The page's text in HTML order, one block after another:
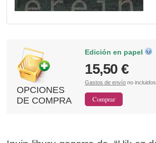
OPCIONES
DE COMPRA
Edición en papel
15,50 €
Gastos de envío no incluidos